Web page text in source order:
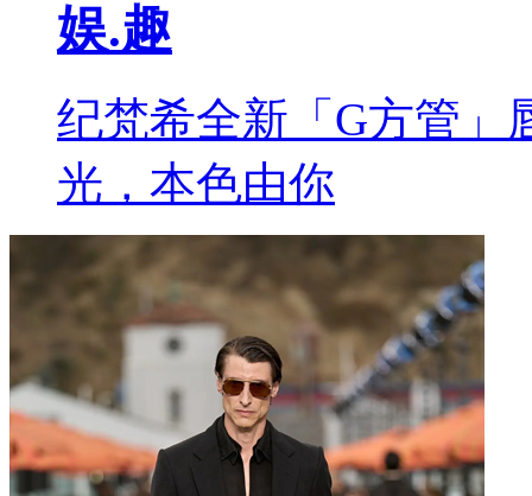
娱.趣
纪梵希全新「G方管」
光，本色由你